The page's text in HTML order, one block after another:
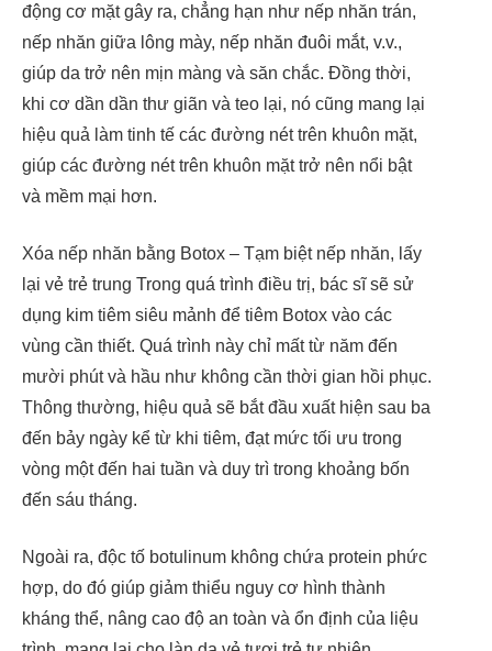
động cơ mặt gây ra, chẳng hạn như nếp nhăn trán,
nếp nhăn giữa lông mày, nếp nhăn đuôi mắt, v.v.,
giúp da trở nên mịn màng và săn chắc. Đồng thời,
khi cơ dần dần thư giãn và teo lại, nó cũng mang lại
hiệu quả làm tinh tế các đường nét trên khuôn mặt,
giúp các đường nét trên khuôn mặt trở nên nổi bật
và mềm mại hơn.
Xóa nếp nhăn bằng Botox – Tạm biệt nếp nhăn, lấy
lại vẻ trẻ trung Trong quá trình điều trị, bác sĩ sẽ sử
dụng kim tiêm siêu mảnh để tiêm Botox vào các
vùng cần thiết. Quá trình này chỉ mất từ năm đến
mười phút và hầu như không cần thời gian hồi phục.
Thông thường, hiệu quả sẽ bắt đầu xuất hiện sau ba
đến bảy ngày kể từ khi tiêm, đạt mức tối ưu trong
vòng một đến hai tuần và duy trì trong khoảng bốn
đến sáu tháng.
Ngoài ra, độc tố botulinum không chứa protein phức
hợp, do đó giúp giảm thiểu nguy cơ hình thành
kháng thể, nâng cao độ an toàn và ổn định của liệu